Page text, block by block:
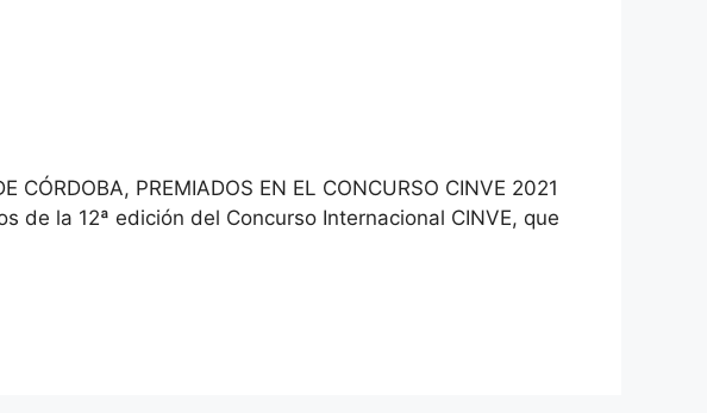
CÓRDOBA, PREMIADOS EN EL CONCURSO CINVE 2021
de la 12ª edición del Concurso Internacional CINVE, que